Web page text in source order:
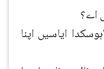
اے؟
ایاسیں اپنا